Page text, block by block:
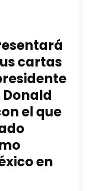
cartas
el que
en